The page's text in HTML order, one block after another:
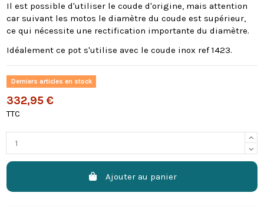
Il est possible d'utiliser le coude d'origine, mais attention
car suivant les motos le diamètre du coude est supérieur,
ce qui nécessite une rectification importante du diamètre.
Idéalement ce pot s'utilise avec le coude inox ref 1423.
Derniers articles en stock
332,95 €
TTC
Ajouter au panier